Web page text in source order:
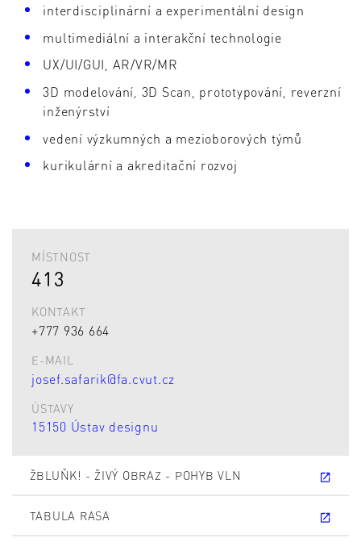
interdisciplinární a experimentální design
multimediální a interakční technologie
UX/UI/GUI, AR/VR/MR
3D modelování, 3D Scan, prototypování, reverzní
inženýrství
vedení výzkumných a mezioborových týmů
kurikulární a akreditační rozvoj
MÍSTNOST
413
KONTAKT
+777 936 664
E-MAIL
josef.safarik@fa.cvut.cz
ÚSTAVY
15150 Ústav designu
ŽBLUŇK! - ŽIVÝ OBRAZ - POHYB VLN
TABULA RASA